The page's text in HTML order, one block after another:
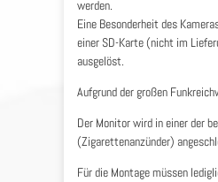
werden.
Eine Besonderheit des
einer SD-Karte (nicht im
ausgelöst.
Aufgrund der großen
Der Monitor wird in einer der
(Zigarettenanzünder)
Für die Montage müssen